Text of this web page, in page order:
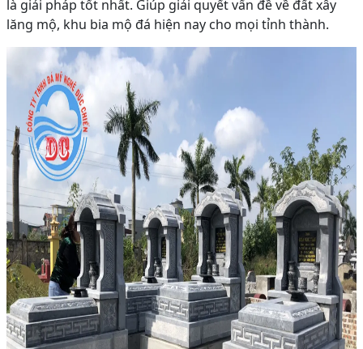
là giải pháp tốt nhất. Giúp giải quyết vấn đề về đất xây
lăng mộ, khu bia mộ đá hiện nay cho mọi tỉnh thành.